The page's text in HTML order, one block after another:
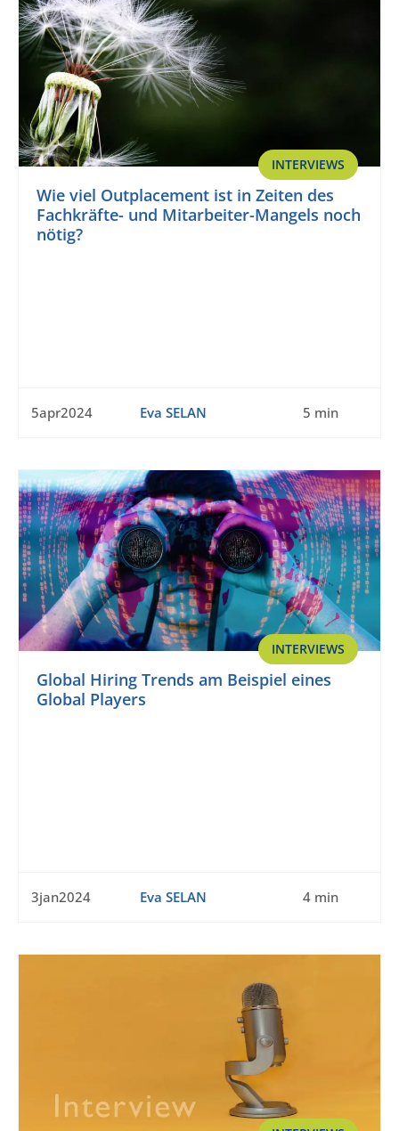
INTERVIEWS
Wie viel Outplacement ist in Zeiten des
Fachkräfte- und Mitarbeiter-Mangels noch
nötig?
5apr2024 Eva SELAN 5 min
INTERVIEWS
Global Hiring Trends am Beispiel eines
Global Players
3jan2024 Eva SELAN 4 min